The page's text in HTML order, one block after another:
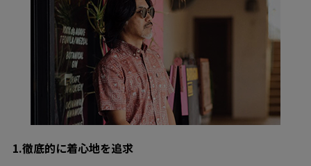
1.徹底的に着心地を追求